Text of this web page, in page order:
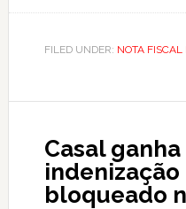
FILED UNDER: NOTA FISCAL
Casal
bloqueado